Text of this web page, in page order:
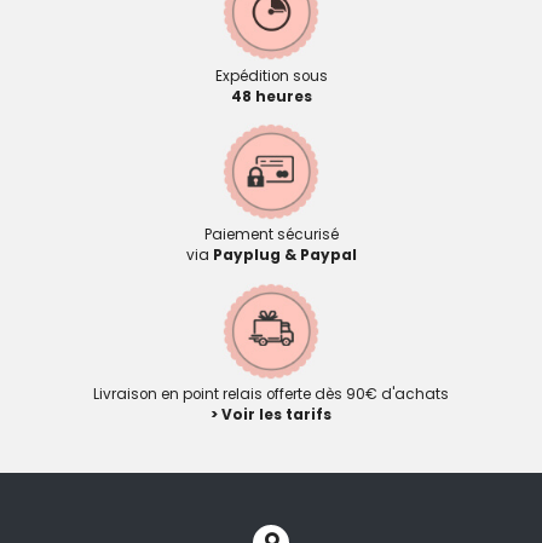
Expédition sous
48 heures
Paiement sécurisé
via Payplug & Paypal
Livraison en point relais offerte dès 90€ d'achats
> Voir les tarifs